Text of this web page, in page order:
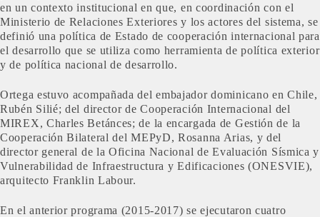
en un contexto institucional en que, en coordinación con el
Ministerio de Relaciones Exteriores y los actores del sistema, se
definió una política de Estado de cooperación internacional para
el desarrollo que se utiliza como herramienta de política exterior
y de política nacional de desarrollo.
Ortega estuvo acompañada del embajador dominicano en Chile,
Rubén Silié; del director de Cooperación Internacional del
MIREX, Charles Betánces; de la encargada de Gestión de la
Cooperación Bilateral del MEPyD, Rosanna Arias, y del
director general de la Oficina Nacional de Evaluación Sísmica y
Vulnerabilidad de Infraestructura y Edificaciones (ONESVIE),
arquitecto Franklin Labour.
En el anterior programa (2015-2017) se ejecutaron cuatro